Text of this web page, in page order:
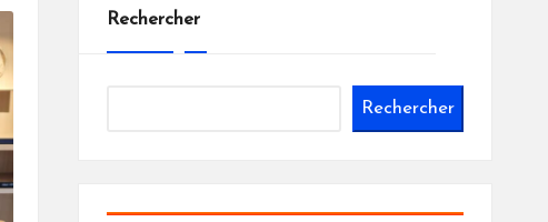
Rechercher
Rechercher